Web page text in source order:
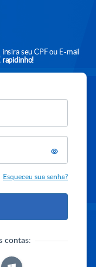
seu CPF ou E-mail
rapidinho!
Esqueceu sua senha?
contas: